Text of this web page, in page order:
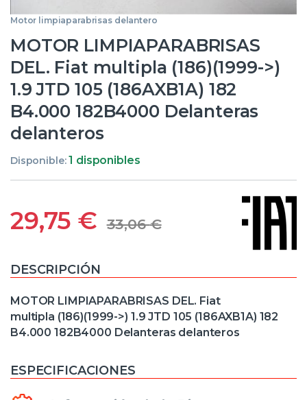
Motor limpiaparabrisas delantero
MOTOR LIMPIAPARABRISAS
DEL. Fiat multipla (186)(1999->)
1.9 JTD 105 (186AXB1A) 182
B4.000 182B4000 Delanteras
delanteros
Disponible:1 disponibles
29,75 € 33,06€
DESCRIPCIÓN
MOTOR LIMPIAPARABRISAS DEL. Fiat
multipla (186)(1999->) 1.9 JTD 105 (186AXB1A) 182
B4.000 182B4000 Delanteras delanteros
ESPECIFICACIONES